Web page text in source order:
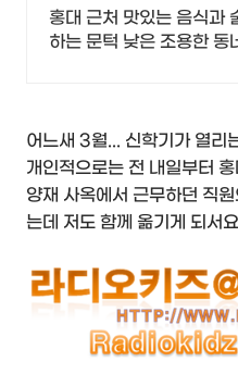
타에 소주 한잔
홍대 근처 맛있는 음식과
하는 문턱 낮은 조용한 동
어느새 3월... 신학기가 열리
개인적으로는 전 내일부터
양재 사옥에서 근무하던 직
는데 저도 함께 옮기게 되서